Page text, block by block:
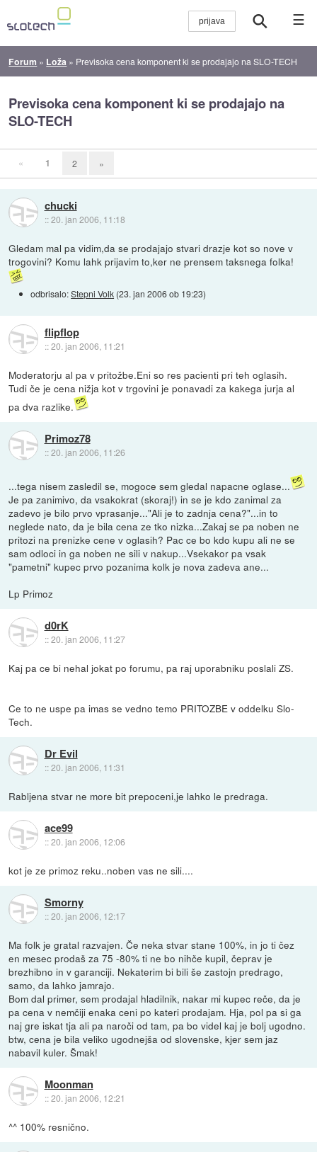
☰
Forum » Loža » Previsoka cena komponent ki se prodajajo na SLO-TECH
Previsoka cena komponent ki se prodajajo na
SLO-TECH
« 1 2 »
chucki
::20. jan 2006, 11:18
Gledam mal pa vidim,da se prodajajo stvari drazje kot so nove v
trogovini? Komu lahk prijavim to,ker ne prensem taksnega folka!
odbrisalo:Stepni Volk (23. jan 2006 ob 19:23)
flipflop
::20. jan 2006, 11:21
Moderatorju al pa v pritožbe.Eni so res pacienti pri teh oglasih.
Tudi če je cena nižja kot v trgovini je ponavadi za kakega jurja al
pa dva razlike.
Primoz78
::20. jan 2006, 11:26
...tega nisem zasledil se, mogoce sem gledal napacne oglase...
Je pa zanimivo, da vsakokrat (skoraj!) in se je kdo zanimal za
zadevo je bilo prvo vprasanje..."Ali je to zadnja cena?"...in to
neglede nato, da je bila cena ze tko nizka...Zakaj se pa noben ne
pritozi na prenizke cene v oglasih? Pac ce bo kdo kupu ali ne se
sam odloci in ga noben ne sili v nakup...Vsekakor pa vsak
"pametni" kupec prvo pozanima kolk je nova zadeva ane...
Lp Primoz
d0rK
::20. jan 2006, 11:27
Kaj pa ce bi nehal jokat po forumu, pa raj uporabniku poslali ZS.
Ce to ne uspe pa imas se vedno temo PRITOZBE v oddelku Slo-
Tech.
Dr Evil
::20. jan 2006, 11:31
Rabljena stvar ne more bit prepoceni,je lahko le predraga.
ace99
::20. jan 2006, 12:06
kot je ze primoz reku..noben vas ne sili....
Smorny
::20. jan 2006, 12:17
Ma folk je gratal razvajen. Če neka stvar stane 100%, in jo ti čez
en mesec prodaš za 75 -80% ti ne bo nihče kupil, čeprav je
brezhibno in v garanciji. Nekaterim bi bili še zastojn predrago,
samo, da lahko jamrajo.
Bom dal primer, sem prodajal hladilnik, nakar mi kupec reče, da je
pa cena v nemčiji enaka ceni po kateri prodajam. Hja, pol pa si ga
naj gre iskat tja ali pa naroči od tam, pa bo videl kaj je bolj ugodno.
btw, cena je bila veliko ugodnejša od slovenske, kjer sem jaz
nabavil kuler. Šmak!
Moonman
::20. jan 2006, 12:21
^^ 100% resnično.